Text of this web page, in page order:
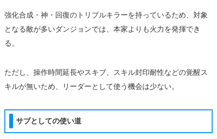
強化合成・神・回復のトリプルキラーを持っているため、対象
となる敵が多いダンジョンでは、本家よりも火力を発揮でき
る。
ただし、操作時間延長やスキブ、スキル封印耐性などの覚醒ス
キルが無いため、リーダーとして使う機会は少ない。
サブとしての使い道